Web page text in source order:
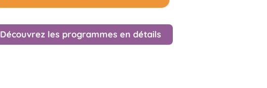
Découvrez les programmes en détails